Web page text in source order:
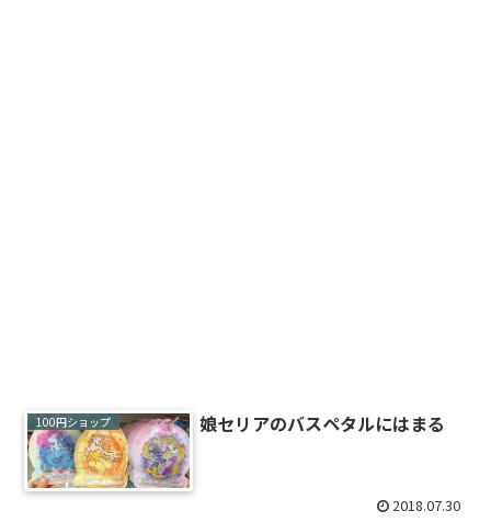
100円ショップ 娘セリアのバスペタルにはまる
2018.07.30